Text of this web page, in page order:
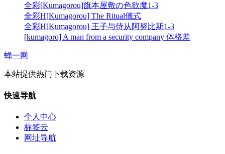
全彩[Kumagorou]旗本屋敷の色欲魔1-3
全彩H[Kumagorou] The Ritual儀式
全彩H[Kumagorou] 王子与侍从阿努比斯1-3
[kumagoro] A man from a security company 体格差
蝉一网
本站提供热门下载资源
快速导航
个人中心
标签云
网址导航